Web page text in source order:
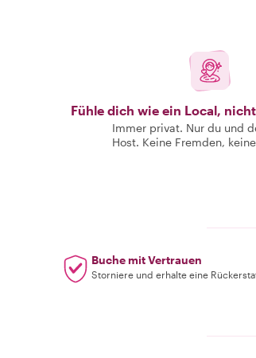
Fühle dich wie ein Local,
Immer privat. Nur du und
Host. Keine Fremden,
Buche mit Vertrauen
Storniere und erhalte eine